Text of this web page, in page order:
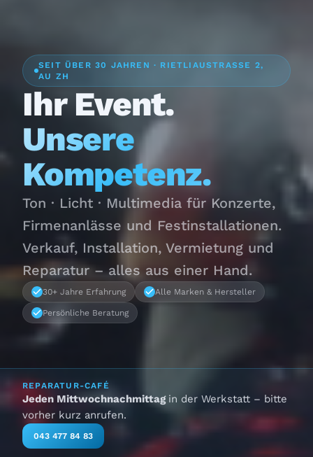
SEIT ÜBER 30 JAHREN · RIETLIAUSTRASSE 2,
AU ZH
Ihr Event.
Unsere
Kompetenz.
Ton · Licht · Multimedia für Konzerte,
Firmenanlässe und Festinstallationen.
Verkauf, Installation, Vermietung und
Reparatur – alles aus einer Hand.
30+ Jahre Erfahrung Alle Marken & Hersteller
Persönliche Beratung
REPARATUR-CAFÉ
Jeden Mittwochnachmittag in der Werkstatt – bitte
vorher kurz anrufen.
043 477 84 83